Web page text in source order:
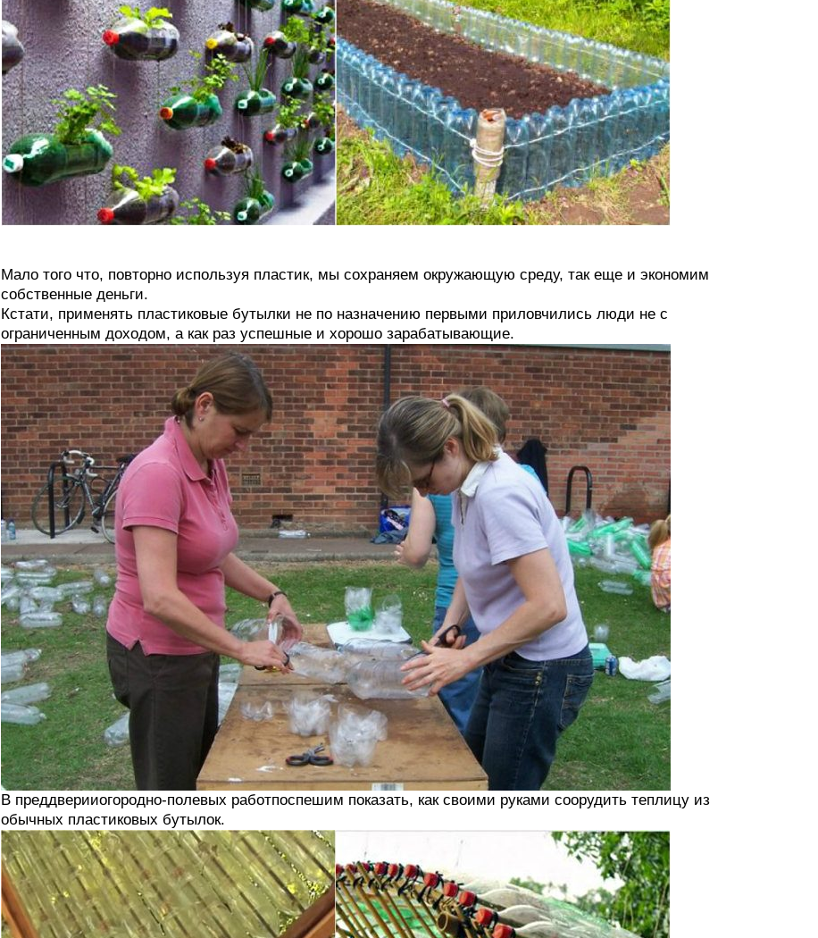
Мало того что, повторно используя пластик, мы сохраняем окружающую среду, так еще и экономим
собственные деньги.
Кстати, применять пластиковые бутылки не по назначению первыми приловчились люди не с
ограниченным доходом, а как раз успешные и хорошо зарабатывающие.
В преддверииогородно-полевых работпоспешим показать, как своими руками соорудить теплицу из
обычных пластиковых бутылок.